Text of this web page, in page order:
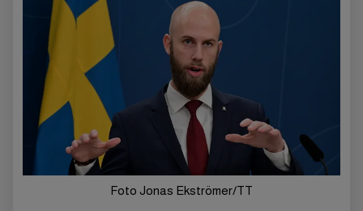
Foto Jonas Ekströmer/TT